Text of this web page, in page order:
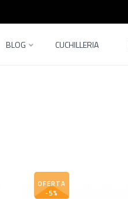
BLOG CUCHILLERIA
OFERTA
-5%